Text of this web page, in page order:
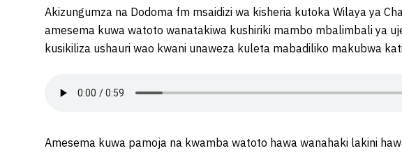
Akizungumza na Dodoma fm msaidizi wa kisheria kutoka Wilaya ya
amesema kuwa watoto wanatakiwa kushiriki mambo mbalimbali ya
kusikiliza ushauri wao kwani unaweza kuleta mabadiliko makubwa
Amesema kuwa pamoja na kwamba watoto hawa wanahaki lakini